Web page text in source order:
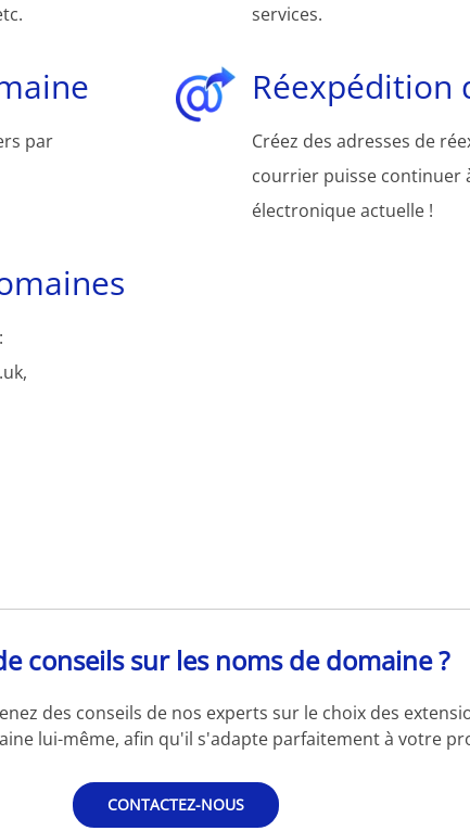
services.
par
Réexpédition
Créez des adresses de
courrier puisse continuer
électronique actuelle !
conseils sur les noms de domaine ?
des conseils de nos experts sur le choix des
lui-même, afin qu'il s'adapte parfaitement à votre
CONTACTEZ-NOUS